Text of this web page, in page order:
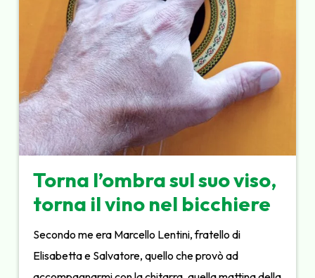
Torna l’ombra sul suo viso,
torna il vino nel bicchiere
Secondo me era Marcello Lentini, fratello di
Elisabetta e Salvatore, quello che provò ad